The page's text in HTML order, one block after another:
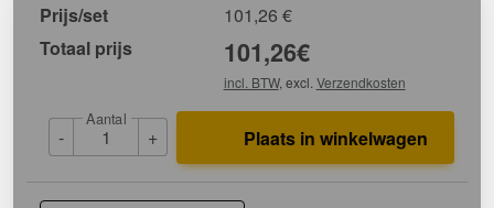
Prijs/set 101,26 €
Totaal prijs
101,26€
incl. BTW, excl. Verzendkosten
-
Aantal
+ Plaats in winkelwagen